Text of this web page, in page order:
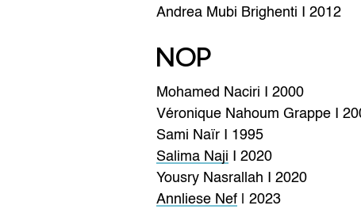
Andrea Mubi Brighenti I 2012
NOP
Mohamed Naciri I 2000
Véronique Nahoum Grappe I
Sami Naïr I 1995
Salima Naji I 2020
Yousry Nasrallah I 2020
Annliese Nef| 2023